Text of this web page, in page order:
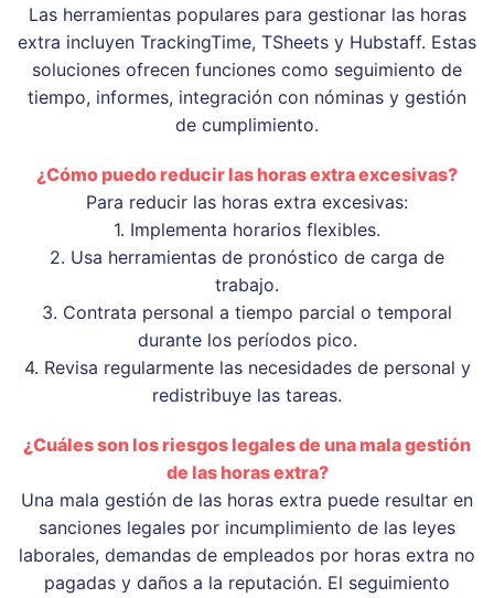
Las herramientas populares para gestionar las horas
extra incluyen TrackingTime, TSheets y Hubstaff. Estas
soluciones ofrecen funciones como seguimiento de
tiempo, informes, integración con nóminas y gestión
de cumplimiento.
¿Cómo puedo reducir las horas extra excesivas?
Para reducir las horas extra excesivas:
1. Implementa horarios flexibles.
2. Usa herramientas de pronóstico de carga de
trabajo.
3. Contrata personal a tiempo parcial o temporal
durante los períodos pico.
4. Revisa regularmente las necesidades de personal y
redistribuye las tareas.
¿Cuáles son los riesgos legales de una mala gestión
de las horas extra?
Una mala gestión de las horas extra puede resultar en
sanciones legales por incumplimiento de las leyes
laborales, demandas de empleados por horas extra no
pagadas y daños a la reputación. El seguimiento